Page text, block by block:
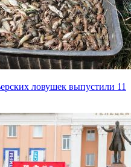
ловушек выпустили 11